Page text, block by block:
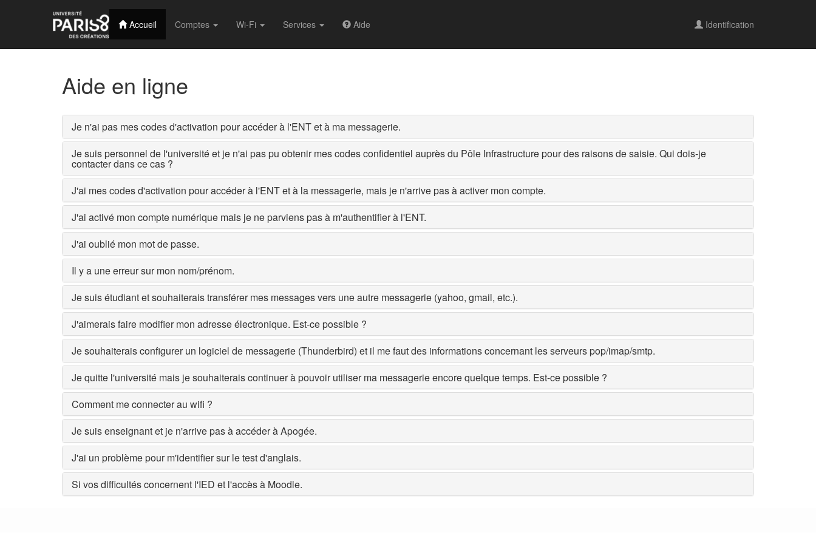
Accueil Comptes Wi-Fi Services Aide Identification
Aide en ligne
Je n'ai pas mes codes d'activation pour accéder à l'ENT et à ma messagerie.
Je suis personnel de l'université et je n'ai pas pu obtenir mes codes confidentiel auprès du Pôle Infrastructure pour des raisons de saisie. Qui dois-je
contacter dans ce cas ?
J'ai mes codes d'activation pour accéder à l'ENT et à la messagerie, mais je n'arrive pas à activer mon compte.
J'ai activé mon compte numérique mais je ne parviens pas à m'authentifier à l'ENT.
J'ai oublié mon mot de passe.
Il y a une erreur sur mon nom/prénom.
Je suis étudiant et souhaiterais transférer mes messages vers une autre messagerie (yahoo, gmail, etc.).
J'aimerais faire modifier mon adresse électronique. Est-ce possible ?
Je souhaiterais configurer un logiciel de messagerie (Thunderbird) et il me faut des informations concernant les serveurs pop/imap/smtp.
Je quitte l'université mais je souhaiterais continuer à pouvoir utiliser ma messagerie encore quelque temps. Est-ce possible ?
Comment me connecter au wifi ?
Je suis enseignant et je n'arrive pas à accéder à Apogée.
J'ai un problème pour m'identifier sur le test d'anglais.
Si vos difficultés concernent l'IED et l'accès à Moodle.